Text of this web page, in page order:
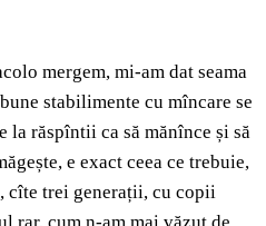
mergem, mi-am dat seama
stabilimente cu mîncare se
la răspîntii ca să mănînce și să
e exact ceea ce trebuie,
cîte trei generații, cu copii